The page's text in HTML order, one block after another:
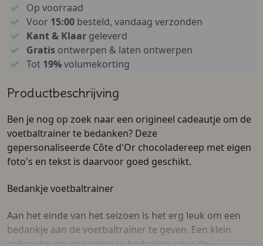
Op voorraad
Voor 15:00besteld, vandaag verzonden
Kant & Klaargeleverd
Gratisontwerpen & laten ontwerpen
Tot 19%volumekorting
Productbeschrijving
Ben je nog op zoek naar een origineel cadeautje om de
voetbaltrainer te bedanken? Deze
gepersonaliseerde Côte d'Or chocoladereep met eigen
foto's en tekst is daarvoor goed geschikt.
Bedankje voetbaltrainer
Aan het einde van het seizoen is het erg leuk om een
bedankje aan de voetbaltrainer te geven. Een klein